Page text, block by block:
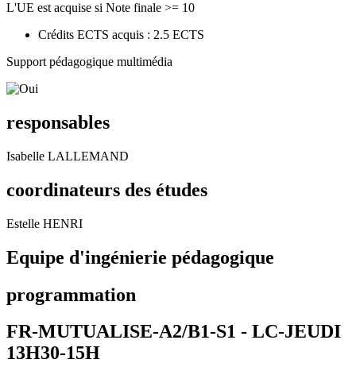
L'UE est acquise si Note finale >= 10
Crédits ECTS acquis : 2.5 ECTS
Support pédagogique multimédia
responsables
Isabelle LALLEMAND
coordinateurs des études
Estelle HENRI
Equipe d'ingénierie pédagogique
programmation
FR-MUTUALISE-A2/B1-S1 - LC-JEUDI
13H30-15H